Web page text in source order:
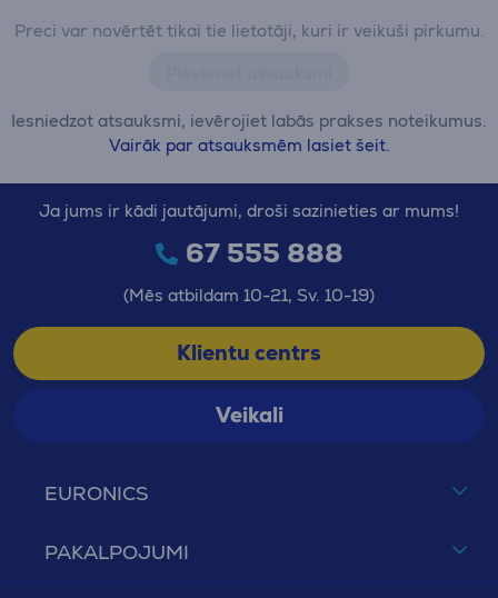
Preci var novērtēt tikai tie lietotāji, kuri ir veikuši pirkumu.
Iesniedzot atsauksmi, ievērojiet labās prakses noteikumus.
Vairāk par atsauksmēm lasiet šeit.
EURONICS
PAKALPOJUMI
Ja jums ir kādi jautājumi, droši sazinieties ar mums!
67 555 888
(Mēs atbildam 10-21, Sv. 10-19)
Klientu centrs
Veikali